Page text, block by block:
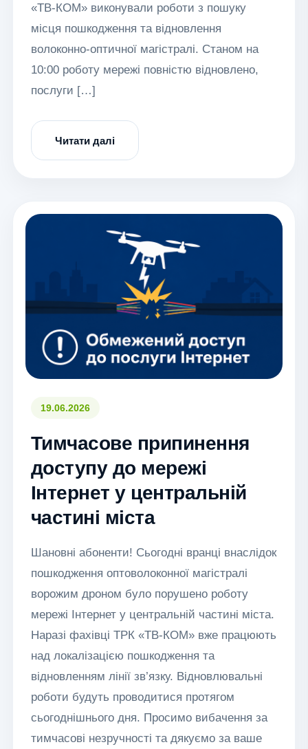
«ТВ-КОМ» виконували роботи з пошуку
місця пошкодження та відновлення
волоконно-оптичної магістралі. Станом на
10:00 роботу мережі повністю відновлено,
послуги […]
Читати далі
19.06.2026
Тимчасове припинення
доступу до мережі
Інтернет у центральній
частині міста
Шановні абоненти! Сьогодні вранці внаслідок
пошкодження оптоволоконної магістралі
ворожим дроном було порушено роботу
мережі Інтернет у центральній частині міста.
Наразі фахівці ТРК «ТВ-КОМ» вже працюють
над локалізацією пошкодження та
відновленням лінії зв’язку. Відновлювальні
роботи будуть проводитися протягом
сьогоднішнього дня. Просимо вибачення за
тимчасові незручності та дякуємо за ваше